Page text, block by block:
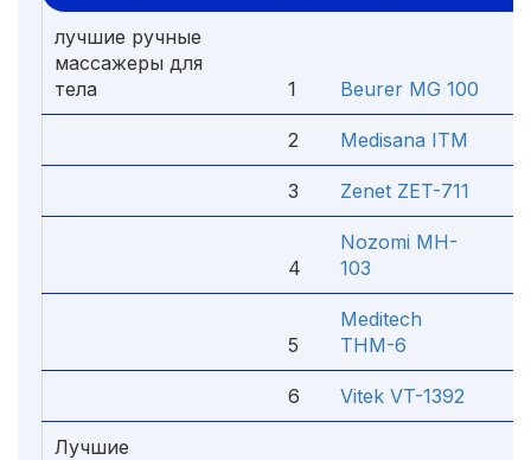
лучшие ручные
массажеры для
тела
1 Beurer MG 100
2 Medisana ITM
3 Zenet ZET-711
4
Nozomi MH-
103
5
Meditech
THM-6
6 Vitek VT-1392
Лучшие